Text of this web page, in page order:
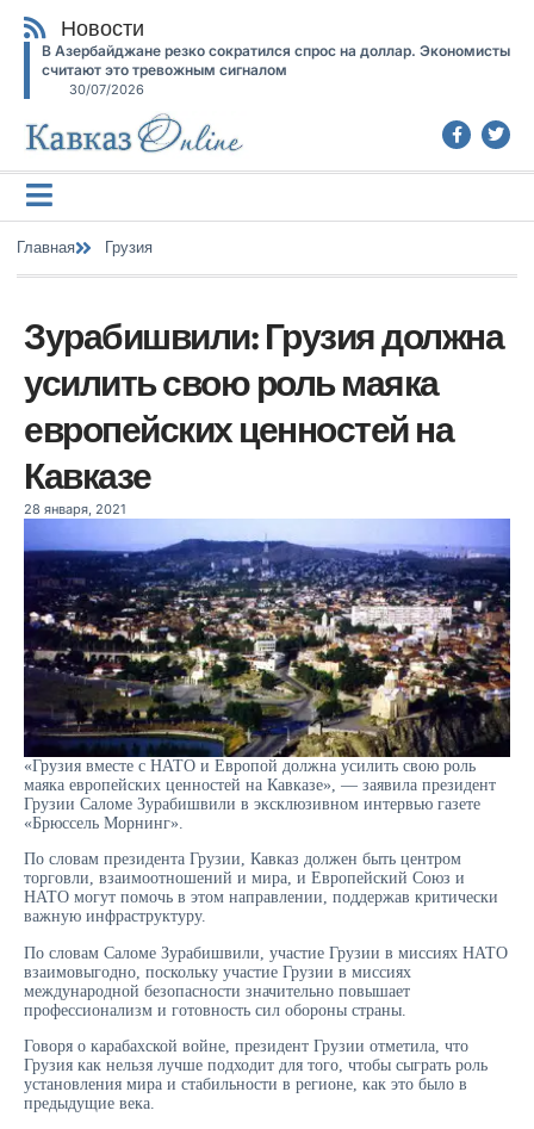
Новости
В Азербайджане резко сократился спрос на доллар. Экономисты
считают это тревожным сигналом
30/07/2026
Главная Грузия
Зурабишвили: Грузия должна
усилить свою роль маяка
европейских ценностей на
Кавказе
28 января, 2021
«Грузия вместе с НАТО и Европой должна усилить свою роль
маяка европейских ценностей на Кавказе», — заявила президент
Грузии Саломе Зурабишвили в эксклюзивном интервью газете
«Брюссель Морнинг».
По словам президента Грузии, Кавказ должен быть центром
торговли, взаимоотношений и мира, и Европейский Союз и
НАТО могут помочь в этом направлении, поддержав критически
важную инфраструктуру.
По словам Саломе Зурабишвили, участие Грузии в миссиях НАТО
взаимовыгодно, поскольку участие Грузии в миссиях
международной безопасности значительно повышает
профессионализм и готовность сил обороны страны.
Говоря о карабахской войне, президент Грузии отметила, что
Грузия как нельзя лучше подходит для того, чтобы сыграть роль
установления мира и стабильности в регионе, как это было в
предыдущие века.